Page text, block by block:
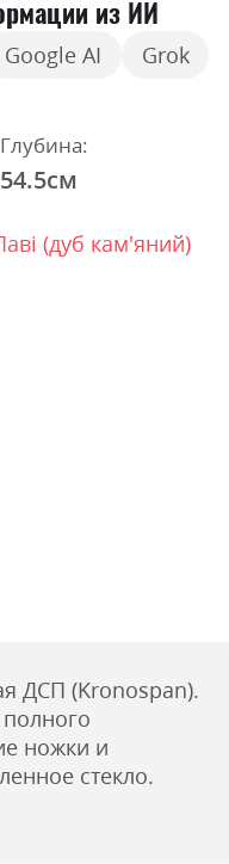
из ИИ
Google AI Grok
Глубина:
54.5см
(дуб кам'яний)
ДСП (Kronospan).
ножки и
стекло.